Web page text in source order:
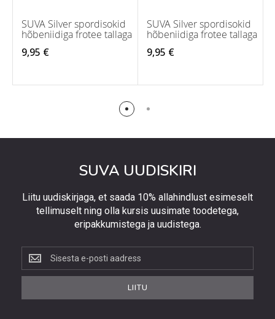
SUVA Silver spordisokid
hõbeniidiga frotee tallaga
9,95 €
SUVA Silver spordisokid
hõbeniidiga frotee tallaga
9,95 €
SUVA UUDISKIRI
Liitu uudiskirjaga, et saada 10% allahindlust esimeselt
tellimuselt ning olla kursis uusimate toodetega,
eripakkumistega ja uudistega.
Liitu
uudiskirjaga,
et
LIITU